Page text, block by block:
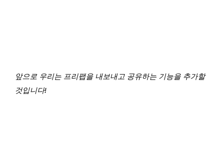
앞으로 우리는 프리팹을 내보내고 공유하는 기능을 추가할
것입니다!